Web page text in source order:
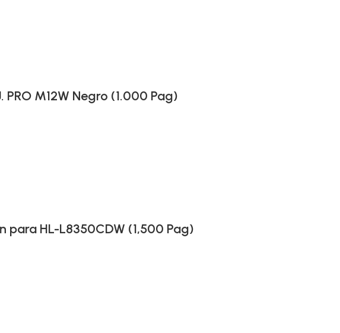
M12W Negro (1.000 Pag)
para HL-L8350CDW (1,500 Pag)